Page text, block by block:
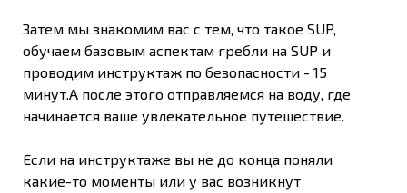
Затем мы знакомим вас с тем, что такое SUP,
обучаем базовым аспектам гребли на SUP и
проводим инструктаж по безопасности - 15
минут.А после этого отправляемся на воду, где
начинается ваше увлекательное путешествие.
Если на инструктаже вы не до конца поняли
какие-то моменты или у вас возникнут